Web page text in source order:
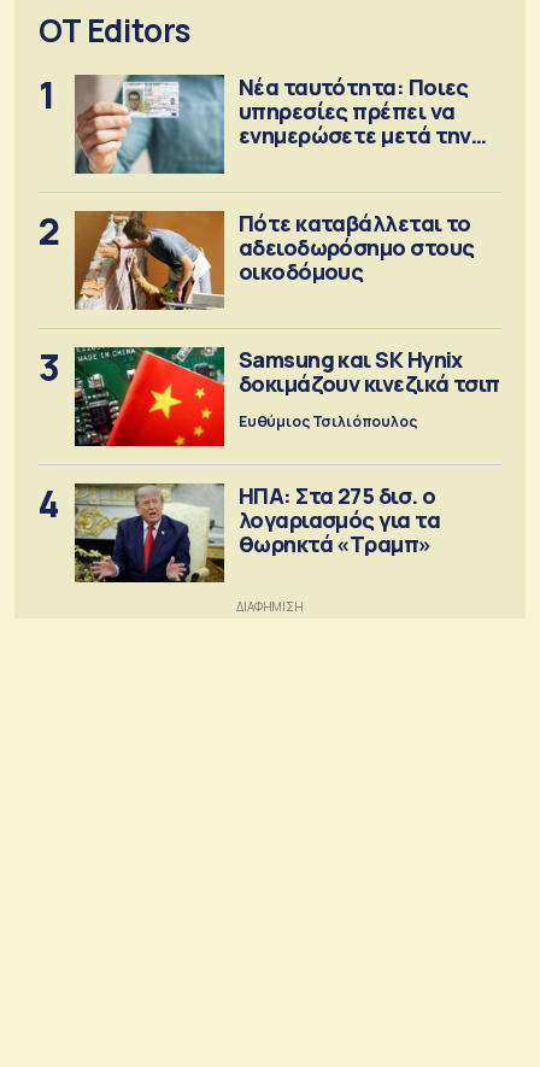
OT Editors
1
Νέα ταυτότητα: Ποιες
υπηρεσίες πρέπει να
ενημερώσετε μετά την
2
Πότε καταβάλλεται το
αδειοδωρόσημο στους
οικοδόμους
3
Samsung και SK Hynix
δοκιμάζουν κινεζικά τσιπ
Ευθύμιος Τσιλιόπουλος
4
ΗΠΑ: Στα 275 δισ. ο
λογαριασμός για τα
θωρηκτά «Τραμπ»